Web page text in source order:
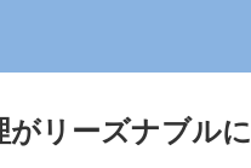
リーズナブルに